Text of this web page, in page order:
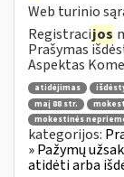
Web turinio
Registracijos
Prašymas
Aspektas
atidėjimas
maį 88 str.
mokestinės
kategorijos:
» Pažymų
atidėti arba